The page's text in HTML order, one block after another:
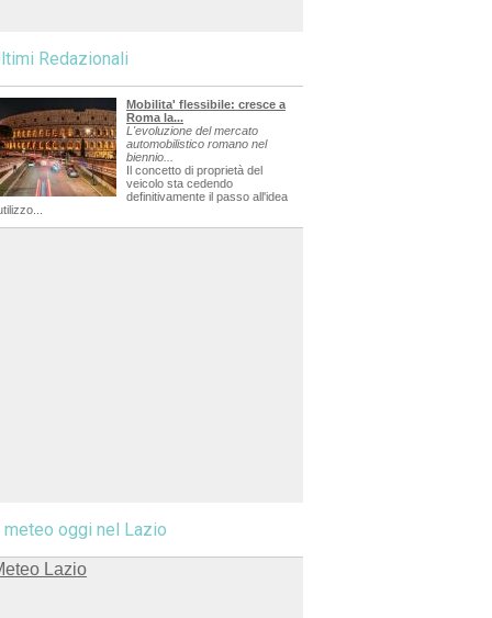
Redazionali
Mobilita' flessibile: cresce a
Roma la...
L'evoluzione del mercato
automobilistico romano nel
biennio...
Il concetto di proprietà del
veicolo sta cedendo
definitivamente il passo all'idea
meteo oggi nel Lazio